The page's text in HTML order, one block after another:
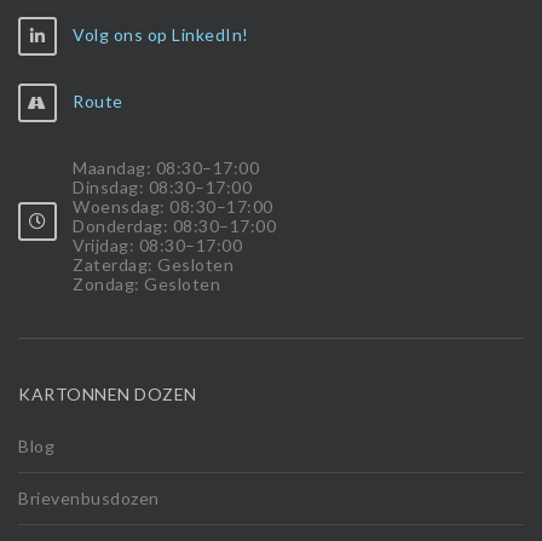
Volg ons op LinkedIn!
Route
Maandag: 08:30–17:00
Dinsdag: 08:30–17:00
Woensdag: 08:30–17:00
Donderdag: 08:30–17:00
Vrijdag: 08:30–17:00
Zaterdag: Gesloten
Zondag: Gesloten
KARTONNEN DOZEN
Blog
Brievenbusdozen